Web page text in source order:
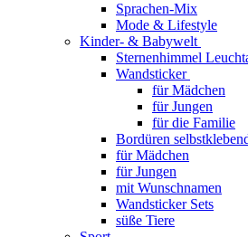
Sprachen-Mix
Mode & Lifestyle
Kinder- & Babywelt
Sternenhimmel
Wandsticker
für Mädchen
für Jungen
für die Familie
Bordüren
für Mädchen
für Jungen
mit Wunschnamen
Wandsticker Sets
süße Tiere